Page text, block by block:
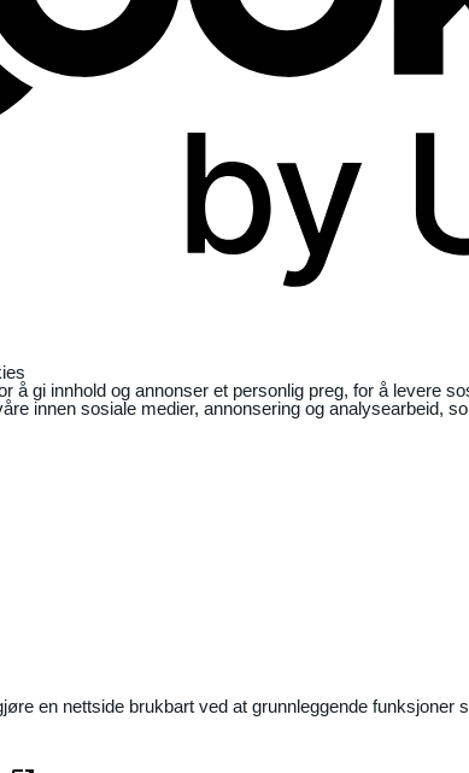
å gi innhold og annonser et personlig preg, for å levere
innen sosiale medier, annonsering og analysearbeid,
en nettside brukbart ved at grunnleggende